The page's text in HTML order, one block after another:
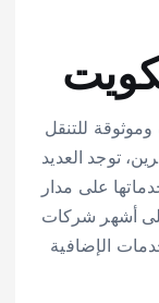
للتنقل
توجد العديد
على مدار
أشهر شركات
الإضافية